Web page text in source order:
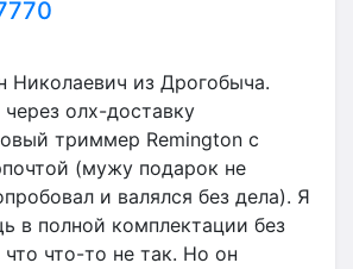
Николаевич из Дрогобыча.
олх-доставку
триммер Remington с
(мужу подарок не
и валялся без дела). Я
в полной комплектации без
что-то не так. Но он